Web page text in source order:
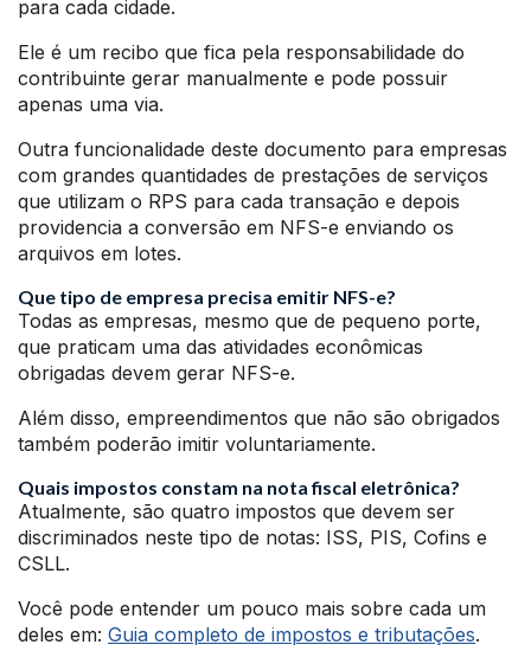
para cada cidade.
Ele é um recibo que fica pela responsabilidade do
contribuinte gerar manualmente e pode possuir
apenas uma via.
Outra funcionalidade deste documento para empresas
com grandes quantidades de prestações de serviços
que utilizam o RPS para cada transação e depois
providencia a conversão em NFS-e enviando os
arquivos em lotes.
Que tipo de empresa precisa emitir NFS-e?
Todas as empresas, mesmo que de pequeno porte,
que praticam uma das atividades econômicas
obrigadas devem gerar NFS-e.
Além disso, empreendimentos que não são obrigados
também poderão imitir voluntariamente.
Quais impostos constam na nota fiscal eletrônica?
Atualmente, são quatro impostos que devem ser
discriminados neste tipo de notas: ISS, PIS, Cofins e
CSLL.
Você pode entender um pouco mais sobre cada um
deles em: Guia completo de impostos e tributações.